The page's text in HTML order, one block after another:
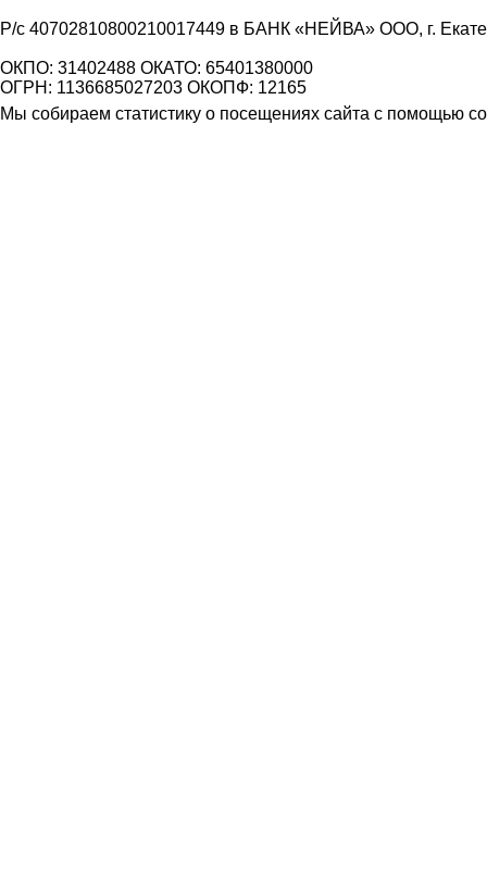
Р/с 40702810800210017449 в БАНК «НЕЙВА» ООО, г.
ОКПО: 31402488 ОКАТО: 65401380000
ОГРН: 1136685027203 ОКОПФ: 12165
Мы собираем статистику о посещениях сайта с помощью